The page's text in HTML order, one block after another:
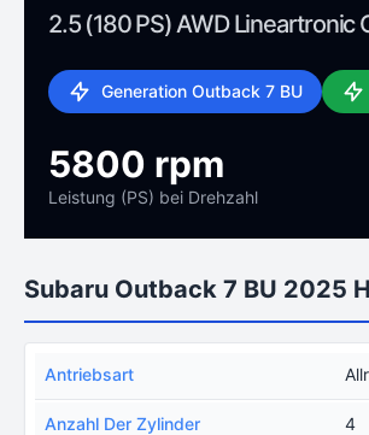
2.5 (180 PS) AWD Lineartronic
Generation Outback 7 BU
5800 rpm
Leistung (PS) bei Drehzahl
Subaru Outback 7 BU 2025
Antriebsart
Anzahl Der Zylinder 4